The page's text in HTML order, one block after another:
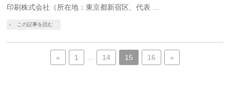
印刷株式会社（所在地：東京都新宿区、代表 …
この記事を読む
« 1 14 15 16 »